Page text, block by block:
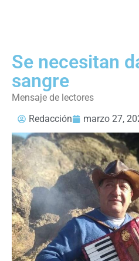
Se necesitan
sangre
Mensaje de lectores
Redacción
marzo 27,